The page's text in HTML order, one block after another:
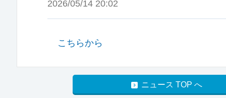
2026/05/14 20:02
こちらから
ニュース TOP へ